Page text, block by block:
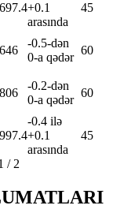
7.4+0.1
arasında
45
6
-0.5-dən
0-a qədər
60
6
-0.2-dən
0-a qədər
60
7.4
-0.4 ilə
+0.1
arasında
45
/ 2